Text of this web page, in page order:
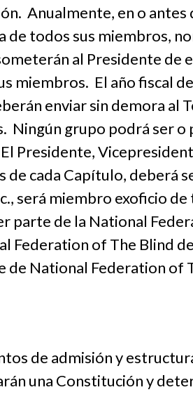
Anualmente, en o
todos sus miembros,
al Presidente de
miembros. El año fiscal
enviar sin demora al
Ningún grupo podrá ser
Presidente,
cada Capítulo, deberá
será miembro exoficio
parte de la National
Federation of The Blind
National Federation of
de admisión y
una Constitución y